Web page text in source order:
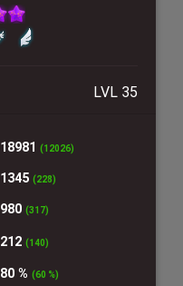
LVL 35
18981 (12026)
1345 (228)
980 (317)
212 (140)
80 % (60 %)